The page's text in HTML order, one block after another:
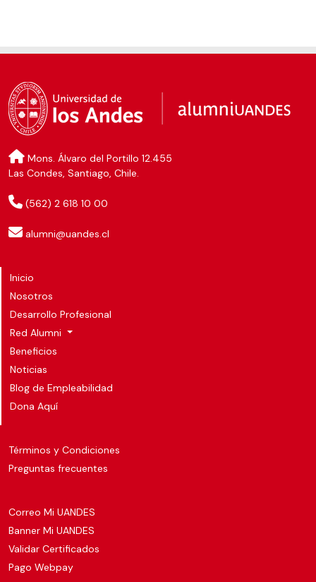
Mons. Álvaro del Portillo 12.455
Las Condes, Santiago, Chile.
(562) 2 618 10 00
alumni@uandes.cl
Inicio
Nosotros
Desarrollo Profesional
Red Alumni
Beneficios
Noticias
Blog de Empleabilidad
Dona Aquí
Términos y Condiciones
Preguntas frecuentes
Correo Mi UANDES
Banner Mi UANDES
Validar Certificados
Pago Webpay